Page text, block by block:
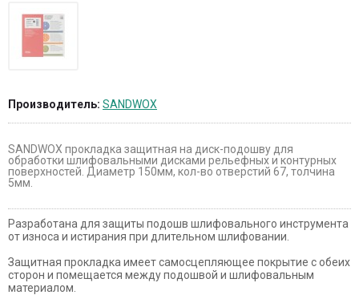
Производитель: SANDWOX
SANDWOX прокладка защитная на диск-подошву для
обработки шлифовальными дисками рельефных и контурных
поверхностей. Диаметр 150мм, кол-во отверстий 67, толчина
5мм.
Разработана для защиты подошв шлифовального инструмента
от износа и истирания при длительном шлифовании.
Защитная прокладка имеет самосцепляющее покрытие с обеих
сторон и помещается между подошвой и шлифовальным
материалом.